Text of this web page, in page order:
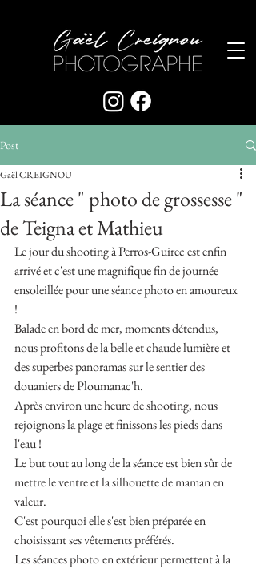
Post
La séance " photo de grossesse "
de Teigna et Mathieu
Gaël CREIGNOU
Le jour du shooting à Perros-Guirec est enfin
arrivé et c'est une magnifique fin de journée
ensoleillée pour une séance photo en amoureux
!
Balade en bord de mer, moments détendus,
nous profitons de la belle et chaude lumière et
des superbes panoramas sur le sentier des
douaniers de Ploumanac'h.
Après environ une heure de shooting, nous
rejoignons la plage et finissons les pieds dans
l'eau !
Le but tout au long de la séance est bien sûr de
mettre le ventre et la silhouette de maman en
valeur.
C'est pourquoi elle s'est bien préparée en
choisissant ses vêtements préférés.
Les séances photoen extérieur permettent à la